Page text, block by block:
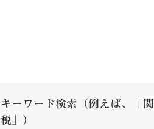
キーワード検索（例えば、「関
税」）